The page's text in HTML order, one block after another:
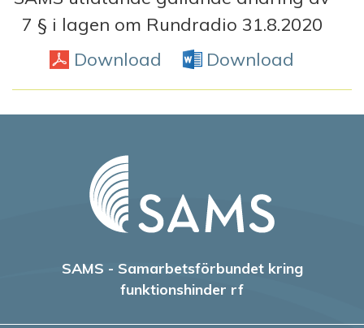
7 § i lagen om Rundradio 31.8.2020
Download PDF Download
SAMS - Samarbetsförbundet kring
funktionshinder rf